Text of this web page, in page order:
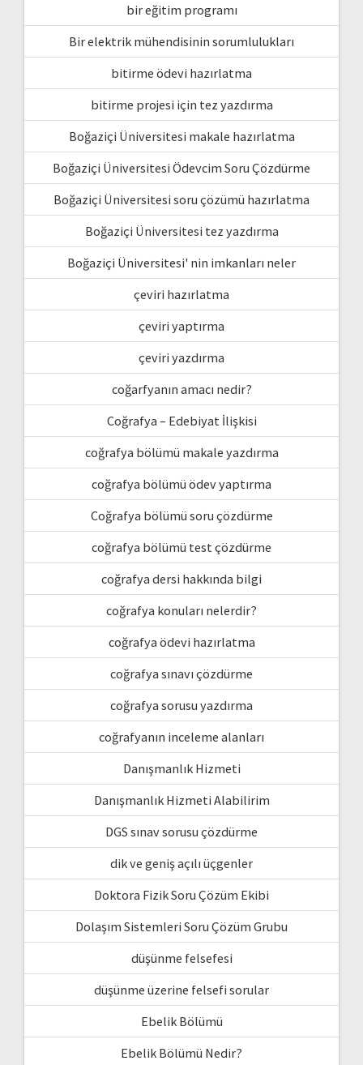
bir eğitim programı
Bir elektrik mühendisinin sorumlulukları
bitirme ödevi hazırlatma
bitirme projesi için tez yazdırma
Boğaziçi Üniversitesi makale hazırlatma
Boğaziçi Üniversitesi Ödevcim Soru Çözdürme
Boğaziçi Üniversitesi soru çözümü hazırlatma
Boğaziçi Üniversitesi tez yazdırma
Boğaziçi Üniversitesi' nin imkanları neler
çeviri hazırlatma
çeviri yaptırma
çeviri yazdırma
coğarfyanın amacı nedir?
Coğrafya – Edebiyat İlişkisi
coğrafya bölümü makale yazdırma
coğrafya bölümü ödev yaptırma
Coğrafya bölümü soru çözdürme
coğrafya bölümü test çözdürme
coğrafya dersi hakkında bilgi
coğrafya konuları nelerdir?
coğrafya ödevi hazırlatma
coğrafya sınavı çözdürme
coğrafya sorusu yazdırma
coğrafyanın inceleme alanları
Danışmanlık Hizmeti
Danışmanlık Hizmeti Alabilirim
DGS sınav sorusu çözdürme
dik ve geniş açılı üçgenler
Doktora Fizik Soru Çözüm Ekibi
Dolaşım Sistemleri Soru Çözüm Grubu
düşünme felsefesi
düşünme üzerine felsefi sorular
Ebelik Bölümü
Ebelik Bölümü Nedir?